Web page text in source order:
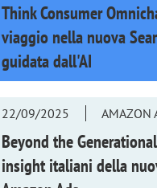
Think Consumer
viaggio nella nuova
guidata dall'AI
22/09/2025 AMAZON
Beyond the
insight italiani della